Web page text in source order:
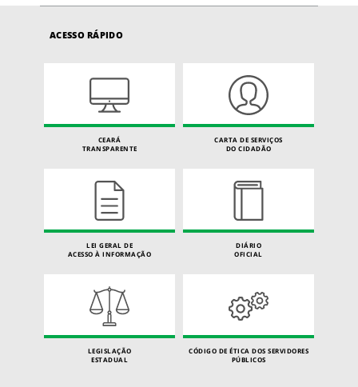
ACESSO RÁPIDO
CEARÁ
TRANSPARENTE
CARTA DE SERVIÇOS
DO CIDADÃO
LEI GERAL DE
ACESSO À INFORMAÇÃO
DIÁRIO
OFICIAL
LEGISLAÇÃO
ESTADUAL
CÓDIGO DE ÉTICA DOS SERVIDORES
PÚBLICOS